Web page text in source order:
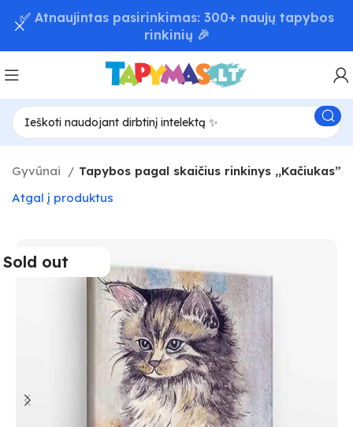
Gyvūnai
Tapybos pagal skaičius rinkinys ,,Kačiukas”
Atgal į produktus
Sold out
📦 Greitas užsakymų pristatymas – iki 48 val! 🚚